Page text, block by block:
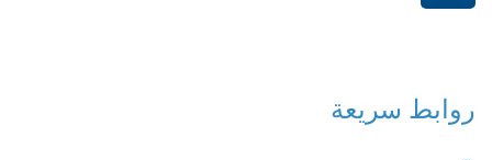
روابط سريعة